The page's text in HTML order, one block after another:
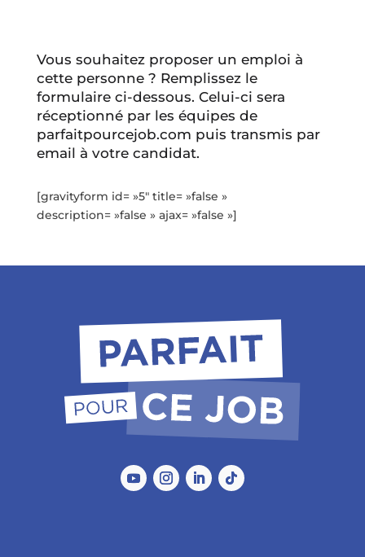
Vous souhaitez proposer un emploi à
cette personne ? Remplissez le
formulaire ci-dessous. Celui-ci sera
réceptionné par les équipes de
parfaitpourcejob.com puis transmis par
email à votre candidat.
[gravityform id= »5″ title= »false »
description= »false » ajax= »false »]